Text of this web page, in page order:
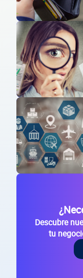
Descubre
tu